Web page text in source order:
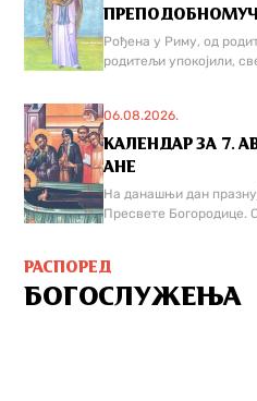
Рођена у Риму, од
родитељи упокојили,
06.08.2026.
КАЛЕНДАР ЗА 7.
АНЕ
На данашњи дан
Пресвете Богородице.
РАСПОРЕД
БОГОСЛУЖЕЊА